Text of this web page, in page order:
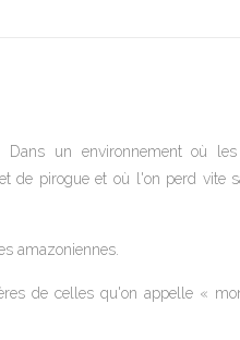
un environnement où
de pirogue et où l'on perd vite
amazoniennes.
de celles qu'on appelle «